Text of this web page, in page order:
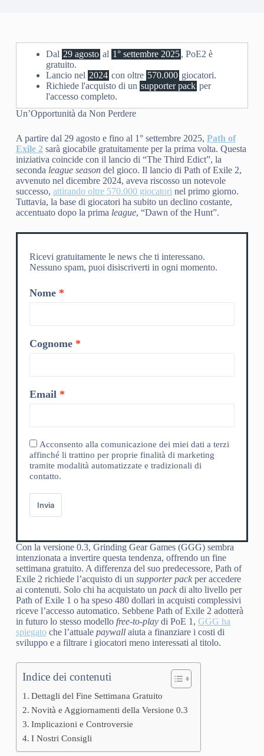
Dal 29 agosto al 1° settembre 2025, PoE2 è
gratuito.
Lancio nel 2024 con oltre 570.000 giocatori.
Richiede l'acquisto di un supporter pack per
l'accesso completo.
Un’Opportunità da Non Perdere
A partire dal 29 agosto e fino al 1° settembre 2025, Path of
Exile 2sarà giocabile gratuitamente per la prima volta. Questa
iniziativa coincide con il lancio di “The Third Edict”, la
seconda league seasondel gioco. Il lancio di Path of Exile 2,
avvenuto nel dicembre 2024, aveva riscosso un notevole
successo, attirando oltre 570.000 giocatori nel primo giorno.
Tuttavia, la base di giocatori ha subito un declino costante,
accentuato dopo la prima league, “Dawn of the Hunt”.
Ricevi gratuitamente le news che ti interessano.
Nessuno spam, puoi disiscriverti in ogni momento.
Nome
Cognome
Email
Acconsento alla comunicazione dei miei dati a terzi
affinché li trattino per proprie finalità di marketing
tramite modalità automatizzate e tradizionali di
contatto.
Invia
Con la versione 0.3, Grinding Gear Games (GGG) sembra
intenzionata a invertire questa tendenza, offrendo un fine
settimana gratuito. A differenza del suo predecessore, Path of
Exile 2 richiede l’acquisto di un supporter packper accedere
ai contenuti. Solo chi ha acquistato un packdi alto livello per
Path of Exile 1 o ha speso 480 dollari in acquisti complessivi
riceve l’accesso automatico. Sebbene Path of Exile 2 adotterà
in futuro lo stesso modello free-to-playdi PoE 1, GGG ha
spiegatoche l’attuale paywallaiuta a finanziare i costi di
sviluppo e a filtrare i giocatori meno interessati al titolo.
Indice dei contenuti
Dettagli del Fine Settimana Gratuito
Novità e Aggiornamenti della Versione 0.3
Implicazioni e Controversie
I Nostri Consigli